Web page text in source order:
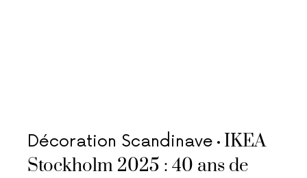
Décoration Scandinave
IKEA
Stockholm 2025 : 40 ans de